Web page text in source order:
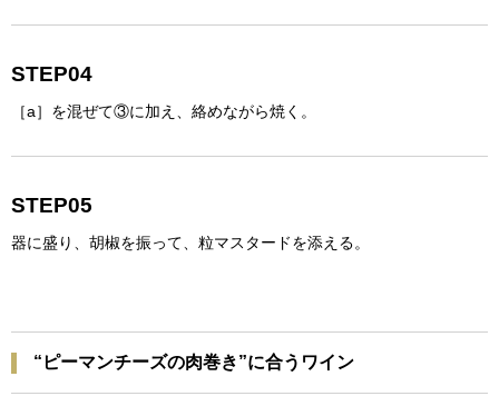
STEP04
［a］を混ぜて③に加え、絡めながら焼く。
STEP05
器に盛り、胡椒を振って、粒マスタードを添える。
“ピーマンチーズの肉巻き”に合うワイン